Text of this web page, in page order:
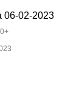
06-02-2023